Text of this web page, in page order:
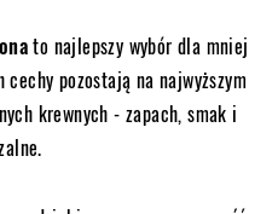
to najlepszy wybór dla mniej
pozostają na najwyższym
krewnych - zapach, smak i